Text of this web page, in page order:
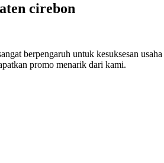
cirebon
berpengaruh untuk kesuksesan
promo menarik dari kami.